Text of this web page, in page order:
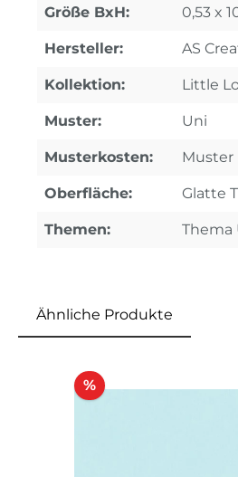
Größe BxH: 0,53 x
Hersteller: AS
Kollektion: Little
Muster: Uni
Musterkosten: Muster
Oberfläche: Glatte
Themen: Thema
Ähnliche Produkte
%Rabatt